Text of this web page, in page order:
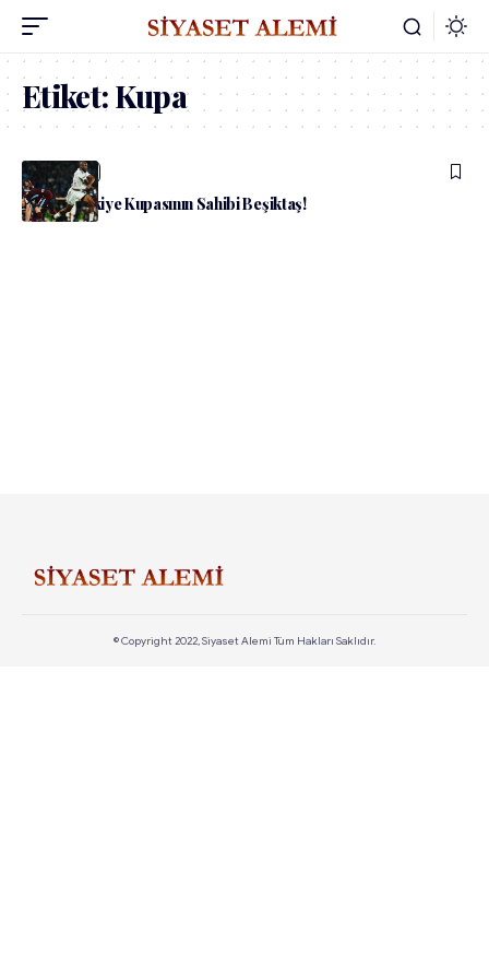
Etiket:Kupa
admin Spor
Ziraat Türkiye Kupasının Sahibi Beşiktaş!
© Copyright 2022, Siyaset Alemi Tüm Hakları Saklıdır.